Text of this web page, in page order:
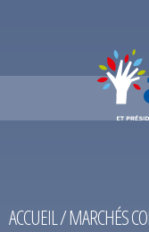
ACCUEIL/MARCHÉS